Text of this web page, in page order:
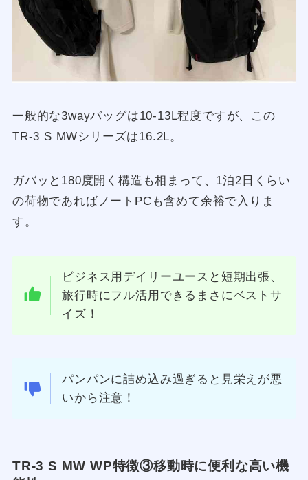
一般的な3wayバッグは10-13L程度ですが、この
TR-3 S MWシリーズは16.2L。
ガバッと180度開く構造も相まって、1泊2日くらい
の荷物であればノートPCも含めて余裕で入りま
す。
ビジネス用デイリーユースと短期出張、
旅行時にフル活用できるまさにベストサ
イズ！
パンパンに詰め込み過ぎると見栄えが悪
いから注意！
TR-3 S MW WP特徴③移動時に便利な高い機